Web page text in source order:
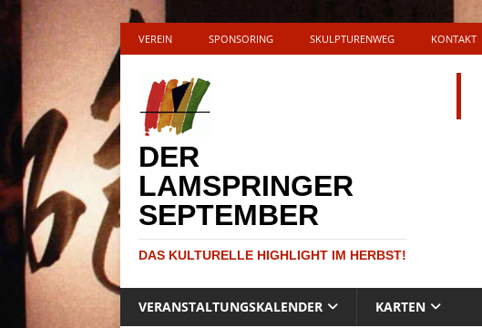
VEREIN SPONSORING SKULPTURENWEG KONTAKT
DER
LAMSPRINGER
SEPTEMBER
DAS KULTURELLE HIGHLIGHT IM HERBST!
VERANSTALTUNGSKALENDER KARTEN